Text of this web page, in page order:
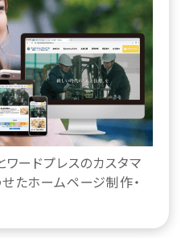
ードプレスのカスタマ
たホームページ制作・